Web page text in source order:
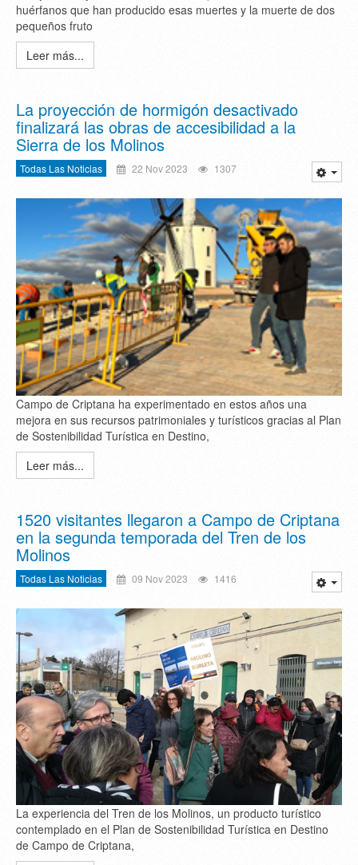
huérfanos que han producido esas muertes y la muerte de dos
pequeños fruto
Leer más...
La proyección de hormigón desactivado
finalizará las obras de accesibilidad a la
Sierra de los Molinos
Todas Las Noticias 22 Nov 2023 1307
Campo de Criptana ha experimentado en estos años una
mejora en sus recursos patrimoniales y turísticos gracias al Plan
de Sostenibilidad Turística en Destino,
Leer más...
1520 visitantes llegaron a Campo de Criptana
en la segunda temporada del Tren de los
Molinos
Todas Las Noticias 09 Nov 2023 1416
La experiencia del Tren de los Molinos, un producto turístico
contemplado en el Plan de Sostenibilidad Turística en Destino
de Campo de Criptana,